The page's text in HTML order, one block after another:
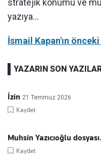
stratejik konumu ve
yazıya...
İsmail Kapan'ın önceki
YAZARIN SON
İzin 21 Temmuz 2026
Kaydet
Muhsin Yazıcıoğlu
Kaydet